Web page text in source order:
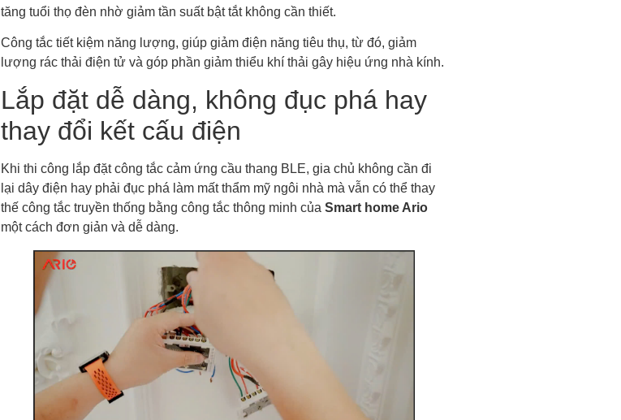
tăng tuổi thọ đèn nhờ giảm tần suất bật tắt không cần thiết.
Công tắc tiết kiệm năng lượng, giúp giảm điện năng tiêu thụ, từ đó, giảm
lượng rác thải điện tử và góp phần giảm thiểu khí thải gây hiệu ứng nhà kính.
Lắp đặt dễ dàng, không đục phá hay
thay đổi kết cấu điện
Khi thi công lắp đặt công tắc cảm ứng cầu thang BLE, gia chủ không cần đi
lại dây điện hay phải đục phá làm mất thẩm mỹ ngôi nhà mà vẫn có thể thay
thế công tắc truyền thống bằng công tắc thông minh của Smart home Ario
một cách đơn giản và dễ dàng.